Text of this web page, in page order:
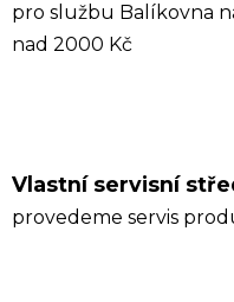
pro službu Balíkovna
nad 2000 Kč
Vlastní servisní
provedeme servis